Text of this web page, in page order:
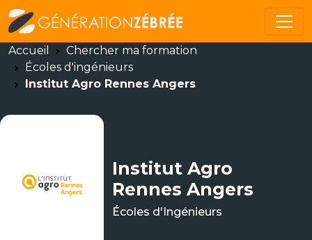
Accueil
Chercher ma formation
Écoles d'ingénieurs
Institut Agro Rennes Angers
Institut Agro
Rennes Angers
Écoles d'Ingénieurs